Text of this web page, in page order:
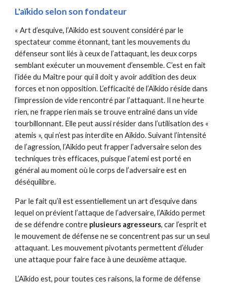
L'aïkido selon son fondateur
« Art d’esquive, l’Aïkido est souvent considéré par le
spectateur comme étonnant, tant les mouvements du
défenseur sont liés à ceux de l’attaquant, les deux corps
semblant exécuter un mouvement d’ensemble. C’est en fait
l’idée du Maître pour qui il doit y avoir addition des deux
forces et non opposition. L’efficacité de l’Aïkido réside dans
l’impression de vide rencontré par l’attaquant. Il ne heurte
rien, ne frappe rien mais se trouve entraîné dans un vide
tourbillonnant. Elle peut aussi résider dans l’utilisation des «
atemis », qui n’est pas interdite en Aïkido. Suivant l’intensité
de l’agression, l’Aïkido peut frapper l’adversaire selon des
techniques très efficaces, puisque l’atemi est porté en
général au moment où le corps de l’adversaire est en
déséquilibre.
Par le fait qu’il est essentiellement un art d’esquive dans
lequel on prévient l’attaque de l’adversaire, l’Aïkido permet
de se défendre contre plusieurs agresseurs, car l’esprit et
le mouvement de défense ne se concentrent pas sur un seul
attaquant. Les mouvement pivotants permettent d’éluder
une attaque pour faire face à une deuxième attaque.
L’Aïkido est, pour toutes ces raisons, la forme de défense